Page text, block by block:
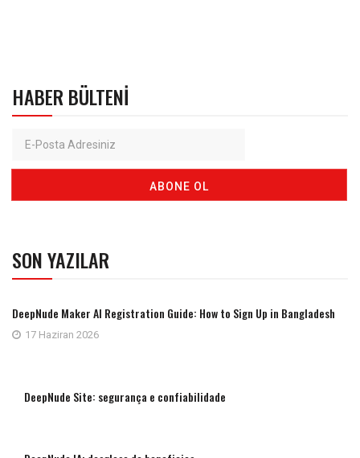
HABER BÜLTENI
SON YAZILAR
DeepNude Maker AI Registration Guide: How to Sign Up in Bangladesh
17 Haziran 2026
DeepNude Site: segurança e confiabilidade